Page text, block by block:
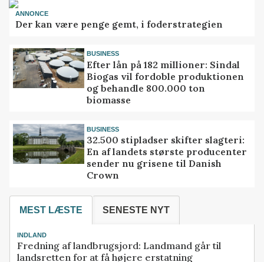
ANNONCE
Der kan være penge gemt, i foderstrategien
BUSINESS
Efter lån på 182 millioner: Sindal
Biogas vil fordoble produktionen
og behandle 800.000 ton
biomasse
BUSINESS
32.500 stipladser skifter slagteri:
En af landets største producenter
sender nu grisene til Danish
Crown
MEST LÆSTE SENESTE NYT
INDLAND
Fredning af landbrugsjord: Landmand går til
landsretten for at få højere erstatning